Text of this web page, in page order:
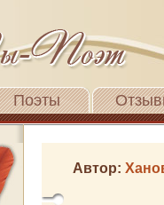
Поэты
Автор: